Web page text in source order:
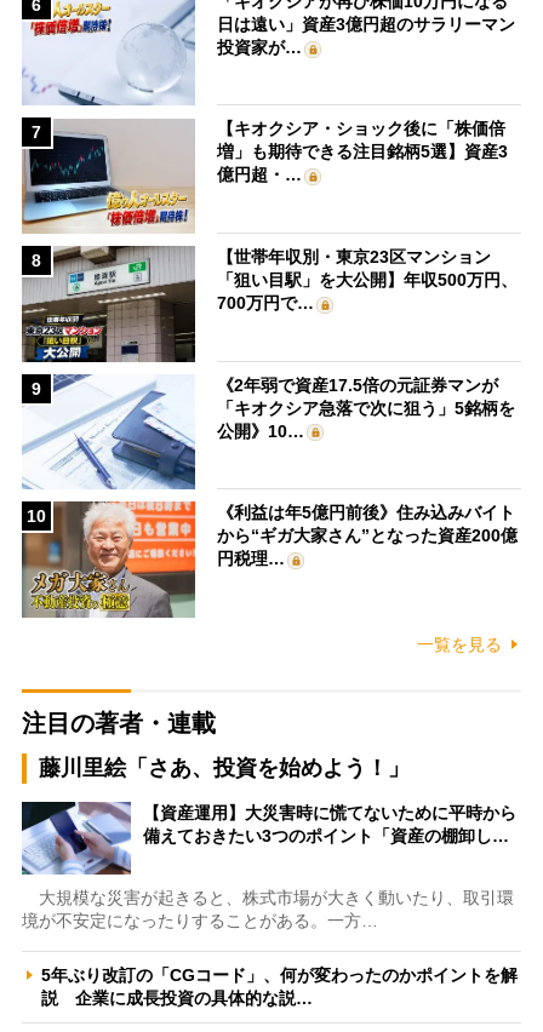
6
日は遠い」資産3億円超のサラリーマン
投資家が…
7
【キオクシア・ショック後に「株価倍
増」も期待できる注目銘柄5選】資産3
億円超・…
8
【世帯年収別・東京23区マンション
「狙い目駅」を大公開】年収500万円、
700万円で…
9
《2年弱で資産17.5倍の元証券マンが
「キオクシア急落で次に狙う」5銘柄を
公開》10…
10
《利益は年5億円前後》住み込みバイト
から“ギガ大家さん”となった資産200億
円税理…
一覧を見る
注目の著者・連載
藤川里絵「さあ、投資を始めよう！」
【資産運用】大災害時に慌てないために平時から
備えておきたい3つのポイント「資産の棚卸し…
大規模な災害が起きると、株式市場が大きく動いたり、取引環
境が不安定になったりすることがある。一方…
5年ぶり改訂の「CGコード」、何が変わったのかポイントを解
説 企業に成長投資の具体的な説…